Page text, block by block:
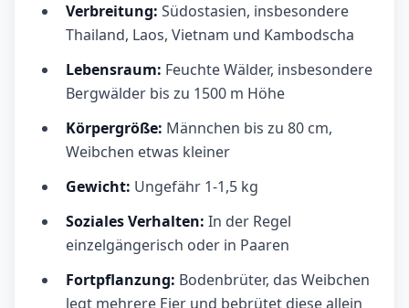
Verbreitung: Südostasien, insbesondere
Thailand, Laos, Vietnam und Kambodscha
Lebensraum: Feuchte Wälder, insbesondere
Bergwälder bis zu 1500 m Höhe
Körpergröße: Männchen bis zu 80 cm,
Weibchen etwas kleiner
Gewicht: Ungefähr 1-1,5 kg
Soziales Verhalten: In der Regel
einzelgängerisch oder in Paaren
Fortpflanzung: Bodenbrüter, das Weibchen
legt mehrere Eier und bebrütet diese allein